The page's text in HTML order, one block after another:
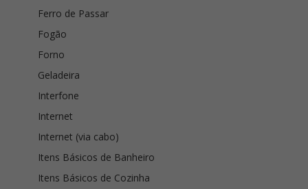
Ferro de Passar
Fogão
Forno
Geladeira
Interfone
Internet
Internet (via cabo)
Itens Básicos de Banheiro
Itens Básicos de Cozinha